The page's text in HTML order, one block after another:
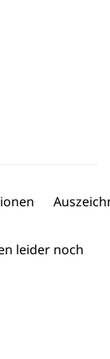
leider noch